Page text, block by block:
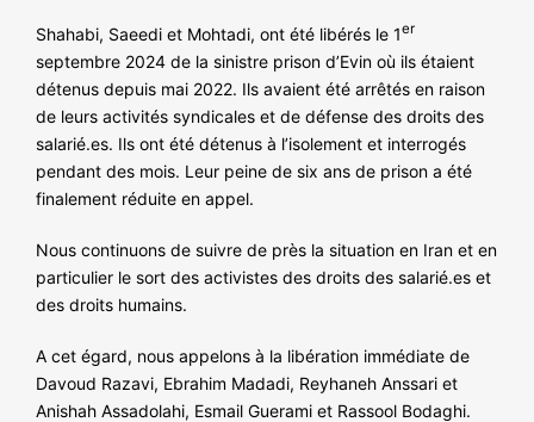
Shahabi, Saeedi et Mohtadi, ont été libérés le 1er
septembre 2024 de la sinistre prison d’Evin où ils étaient
détenus depuis mai 2022. Ils avaient été arrêtés en raison
de leurs activités syndicales et de défense des droits des
salarié.es. Ils ont été détenus à l’isolement et interrogés
pendant des mois. Leur peine de six ans de prison a été
finalement réduite en appel.
Nous continuons de suivre de près la situation en Iran et en
particulier le sort des activistes des droits des salarié.es et
des droits humains.
A cet égard, nous appelons à la libération immédiate de
Davoud Razavi, Ebrahim Madadi, Reyhaneh Anssari et
Anishah Assadolahi, Esmail Guerami et Rassool Bodaghi.